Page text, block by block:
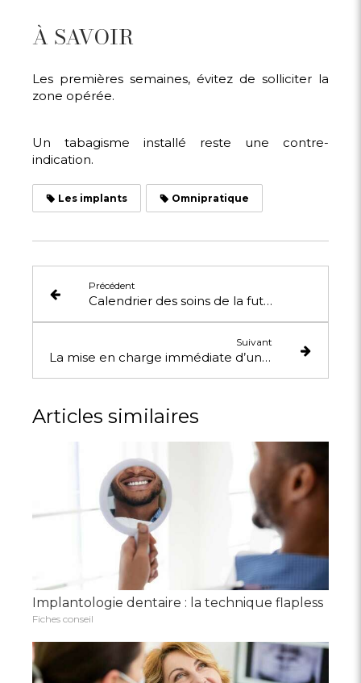
À SAVOIR
Les premières semaines, évitez de solliciter la
zone opérée.
Un tabagisme installé reste une contre-
indication.
Les implants Omnipratique
Précédent
Calendrier des soins de la future maman
Suivant
La mise en charge immédiate d’une prothèse sur un implant (mci)
Articles similaires
Implantologie dentaire : la technique flapless
Fiches conseil